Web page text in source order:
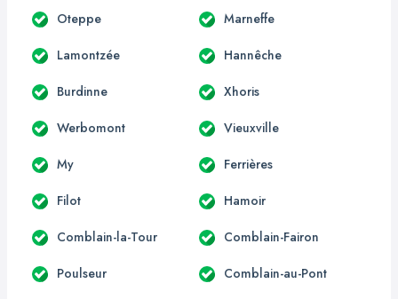
Oteppe Marneffe
Lamontzée Hannêche
Burdinne Xhoris
Werbomont Vieuxville
My Ferrières
Filot Hamoir
Comblain-la-Tour Comblain-Fairon
Poulseur Comblain-au-Pont